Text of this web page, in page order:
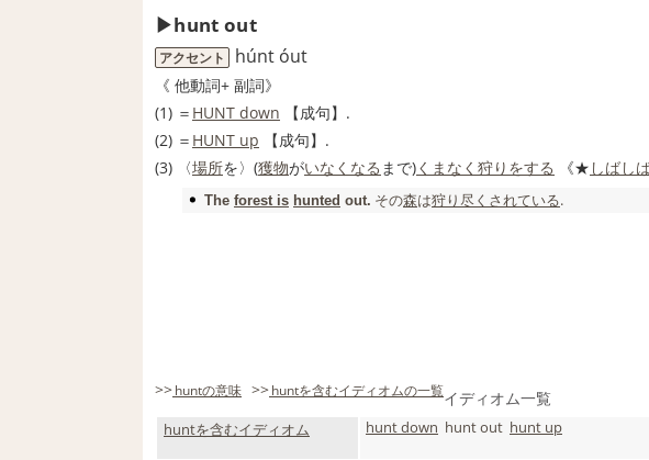
hunt out
アクセント húnt óut
《 他動詞+ 副詞》
(1) ＝ HUNT down 【成句】 .
(2) ＝ HUNT up 【成句】 .
(3) 〈場所を〉(獲物がいなくなる まで)くまなく 狩り をする 《★ しばし
The forest is hunted out. その森は狩り尽く されている.
>> huntの意味 >> huntを含むイディオムの一覧イディオム一覧
huntを含むイディオム hunt down hunt out hunt up